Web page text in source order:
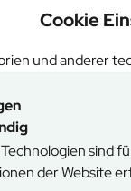
Cookie
und anderer
sind
der Website
Forstbetrieb